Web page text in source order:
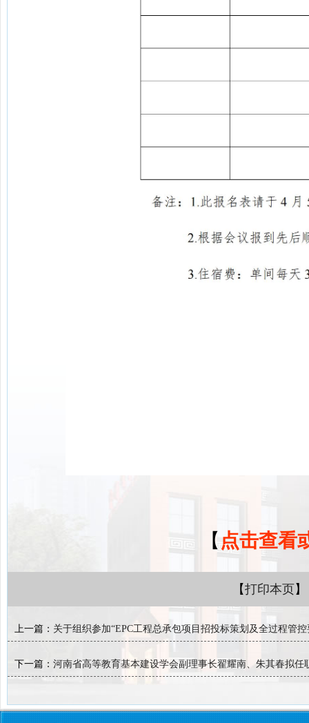
【 点击查看
【打印本页
上一篇： 关于组织参加“EPC工程总承包项目招投标策划及全过程管
下一篇： 河南省高等教育基本建设学会副理事长翟耀南、朱其春拟任